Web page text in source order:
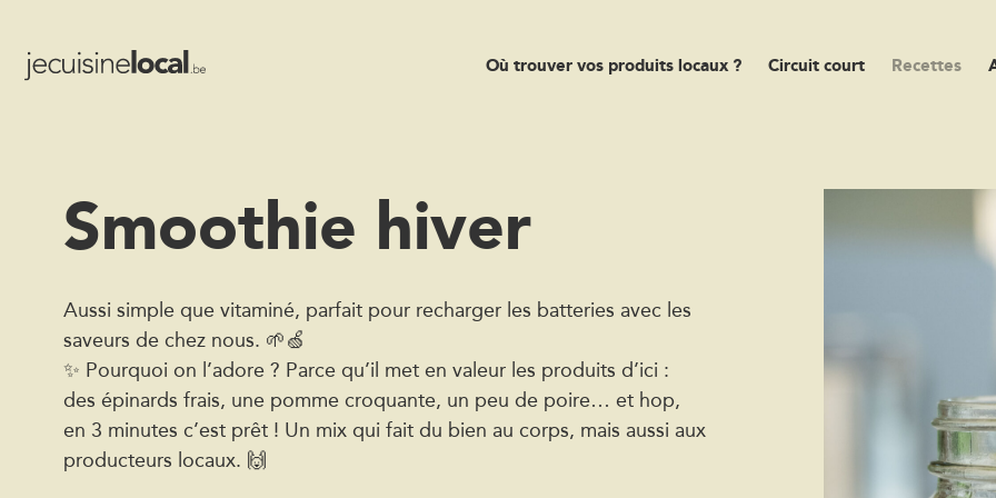
Où trouver vos produits locaux ? Circuit court Recettes
Smoothie hiver
Aussi simple que vitaminé, parfait pour recharger les batteries avec les
saveurs de chez nous. 🌱🍏
✨ Pourquoi on l’adore ? Parce qu’il met en valeur les produits d’ici :
des épinards frais, une pomme croquante, un peu de poire… et hop,
en 3 minutes c’est prêt ! Un mix qui fait du bien au corps, mais aussi aux
producteurs locaux. 🙌